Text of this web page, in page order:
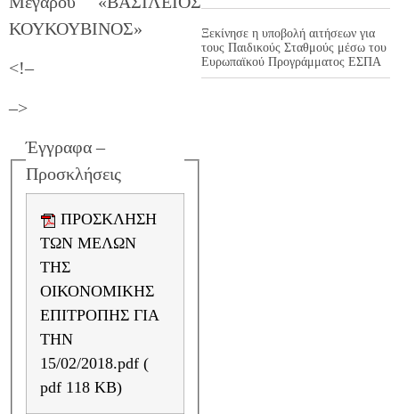
ΚΟΥΚΟΥΒΙΝΟΣ»
<!–
–>
Έγγραφα –
Προσκλήσεις
ΤΩΝ ΜΕΛΩΝ
ΤΗΣ
ΟΙΚΟΝΟΜΙΚΗΣ
ΕΠΙΤΡΟΠΗΣ ΓΙΑ
ΤΗΝ
15/02/2018.pdf (
pdf 118 KB)
Ξεκίνησε η υποβολή αιτήσεων για
τους Παιδικούς Σταθμούς μέσω του
Ευρωπαϊκού Προγράμματος ΕΣΠΑ